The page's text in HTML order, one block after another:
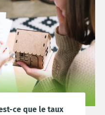
ce que le taux